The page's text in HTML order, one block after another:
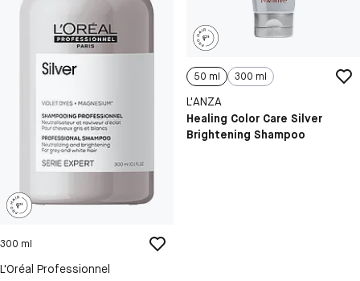
300 ml
L'Oréal Professionnel
50 ml 300 ml
L'ANZA
Healing Color Care Silver
Brightening Shampoo